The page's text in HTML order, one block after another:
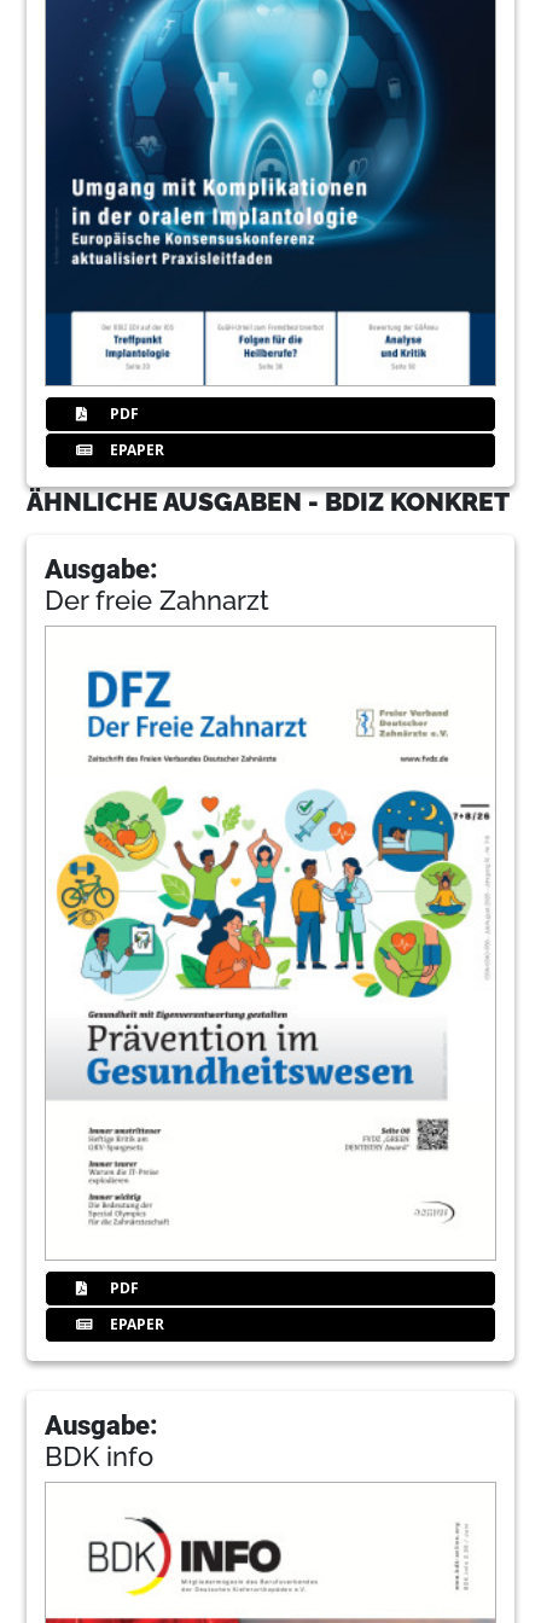
PDF
EPAPER
ÄHNLICHE AUSGABEN - BDIZ KONKRET
Ausgabe:
Der freie Zahnarzt
PDF
EPAPER
Ausgabe:
BDK info